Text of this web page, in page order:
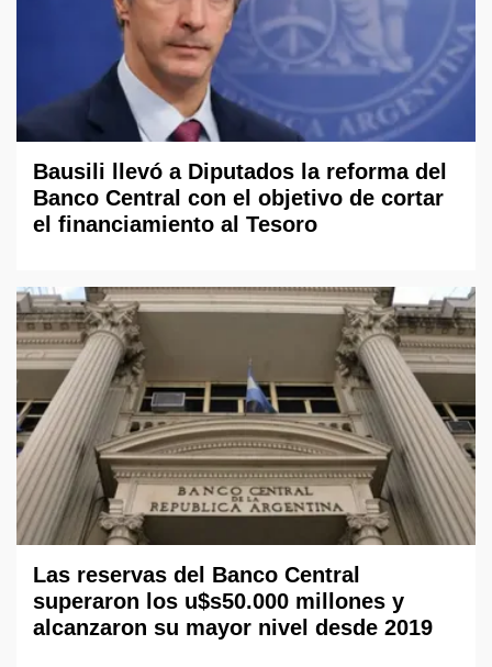
Bausili llevó a Diputados la reforma del
Banco Central con el objetivo de cortar
el financiamiento al Tesoro
Las reservas del Banco Central
superaron los u$s50.000 millones y
alcanzaron su mayor nivel desde 2019